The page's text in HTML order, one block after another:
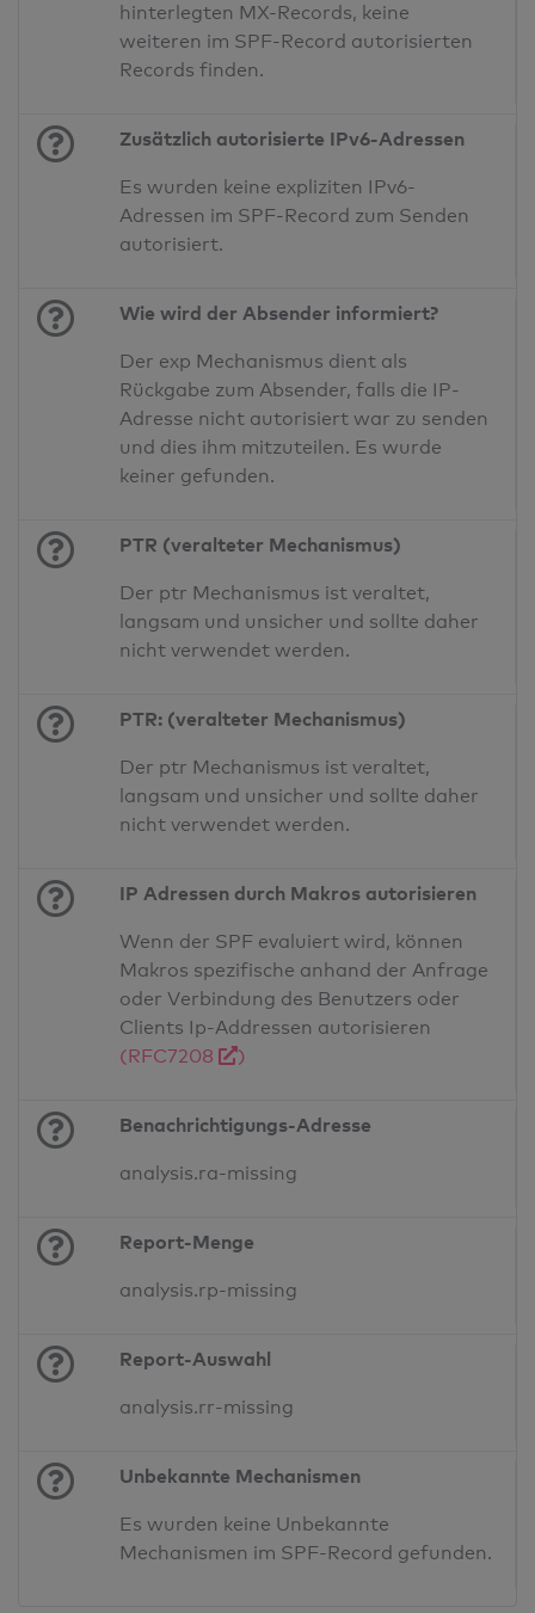
hinterlegten MX-Records, keine
weiteren im SPF-Record autorisierten
Records finden.
Zusätzlich autorisierte IPv6-Adressen
Es wurden keine expliziten IPv6-
Adressen im SPF-Record zum Senden
autorisiert.
Wie wird der Absender informiert?
Der exp Mechanismus dient als
Rückgabe zum Absender, falls die IP-
Adresse nicht autorisiert war zu senden
und dies ihm mitzuteilen. Es wurde
keiner gefunden.
PTR (veralteter Mechanismus)
Der ptr Mechanismus ist veraltet,
langsam und unsicher und sollte daher
nicht verwendet werden.
PTR: (veralteter Mechanismus)
Der ptr Mechanismus ist veraltet,
langsam und unsicher und sollte daher
nicht verwendet werden.
IP Adressen durch Makros autorisieren
Wenn der SPF evaluiert wird, können
Makros spezifische anhand der Anfrage
oder Verbindung des Benutzers oder
Clients Ip-Addressen autorisieren
(RFC7208
)
Benachrichtigungs-Adresse
analysis.ra-missing
Report-Menge
analysis.rp-missing
Report-Auswahl
analysis.rr-missing
Unbekannte Mechanismen
Es wurden keine Unbekannte
Mechanismen im SPF-Record gefunden.